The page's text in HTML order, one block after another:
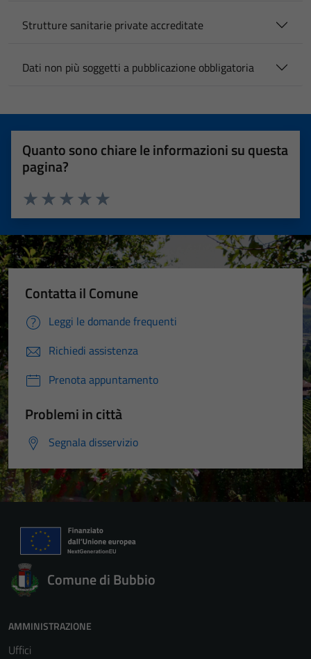
Strutture sanitarie private accreditate
Dati non più soggetti a pubblicazione obbligatoria
Quanto sono chiare le informazioni su questa
pagina?
Valuta 5 stelle su 5
Valuta 4 stelle su 5
Valuta 3 stelle su 5
Valuta 2 stelle su 5
Valuta 1 stelle su 5
Contatta il Comune
Leggi le domande frequenti
Richiedi assistenza
Prenota appuntamento
Problemi in città
Segnala disservizio
Comune di Bubbio
AMMINISTRAZIONE
Uffici